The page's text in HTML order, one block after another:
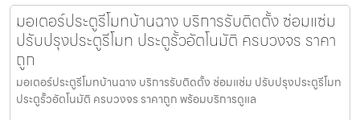
มอเตอร์ประตูรีโมทบ้านฉาง บริการรับติดตั้ง ซ่อมแซ่ม
ปรับปรุงประตูรีโมท ประตูรั้วอัตโนมัติ ครบวงจร ราคา
ถูก
มอเตอร์ประตูรีโมทบ้านฉาง บริการรับติดตั้ง ซ่อมแซ่ม ปรับปรุงประตูรีโมท
ประตูรั้วอัตโนมัติ ครบวงจร ราคาถูก พร้อมบริการดูแล